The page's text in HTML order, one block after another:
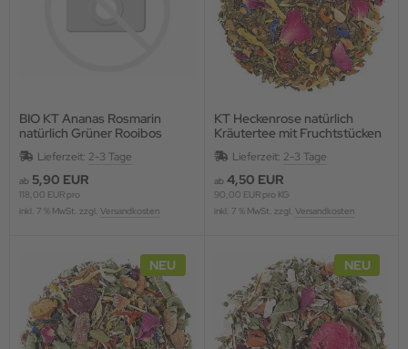
BIO KT Ananas Rosmarin
natürlich Grüner Rooibos
Kräutertee mit Fruchtstücken,
aromatisiert
Lieferzeit: 2-3 Tage
ab 5,90 EUR
118,00 EUR pro
inkl. 7 % MwSt. zzgl. Versandkosten
KT Heckenrose natürlich
Kräutertee mit Fruchtstücken
und Blüten, aromatisiert
Lieferzeit: 2-3 Tage
ab 4,50 EUR
90,00 EUR pro KG
inkl. 7 % MwSt. zzgl. Versandkosten
NEU NEU